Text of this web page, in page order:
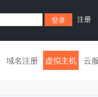
注册
域名注册 虚拟主机 云